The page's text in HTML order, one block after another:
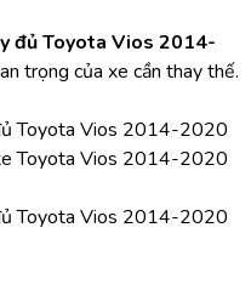
đủ Toyota Vios 2014-
trọng của xe cần thay thế.
Toyota Vios 2014-2020
Toyota Vios 2014-2020
Toyota Vios 2014-2020